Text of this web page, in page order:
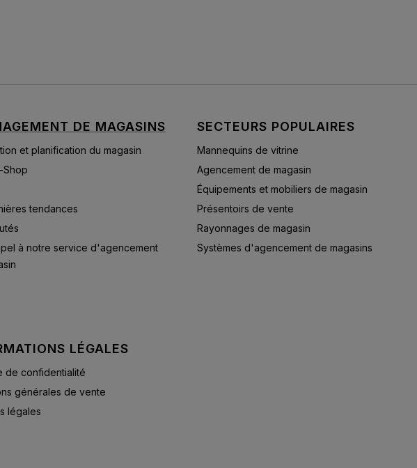
DE MAGASINS
et planification du magasin
Shop
tendances
à notre service d'agencement
SECTEURS POPULAIRES
Mannequins de vitrine
Agencement de magasin
Équipements et mobiliers de magasin
Présentoirs de vente
Rayonnages de magasin
Systèmes d'agencement de magasins
LÉGALES
de confidentialité
générales de vente
légales